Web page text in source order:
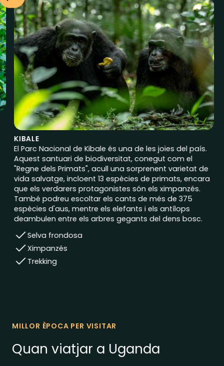
KIBALE
El Parc Nacional de Kibale és una de les joies del país.
Aquest santuari de biodiversitat, conegut com el
"Regne dels Primats", acull una sorprenent varietat de
vida salvatge, incloent 13 espècies de primats, encara
que els verdarers protagonistes són els ximpanzés.
També podreu escoltar els cants de més de 375
espècies d'aus, mentre els elefants i els antílops
deambulen entre els arbres gegants del dens bosc.
Selva frondosa
Ximpanzés
Trekking
MILLOR ÈPOCA PER VISITAR
Quan viatjar a Uganda